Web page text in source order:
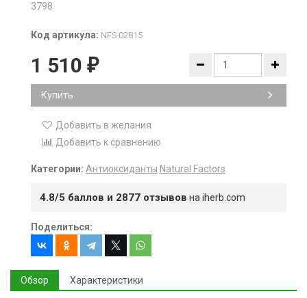
3798
Код артикула: NFS-02815
1 510 ₽
Купить
Добавить в желания
Добавить к сравнению
Категории: Антиоксиданты Natural Factors
4.8/5 баллов и 2877 отзывов на iherb.com
Поделиться:
Обзор Характеристики